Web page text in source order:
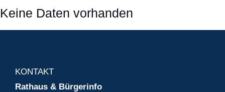
Keine Daten vorhanden
KONTAKT
Rathaus & Bürgerinfo